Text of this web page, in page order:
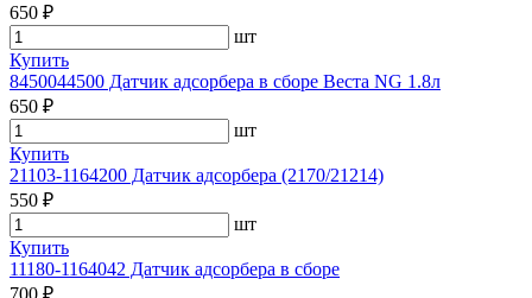
650 ₽
шт
Купить
8450044500 Датчик адсорбера в сборе Веста NG 1.8л
650 ₽
шт
Купить
21103-1164200 Датчик адсорбера (2170/21214)
550 ₽
шт
Купить
11180-1164042 Датчик адсорбера в сборе
700 ₽